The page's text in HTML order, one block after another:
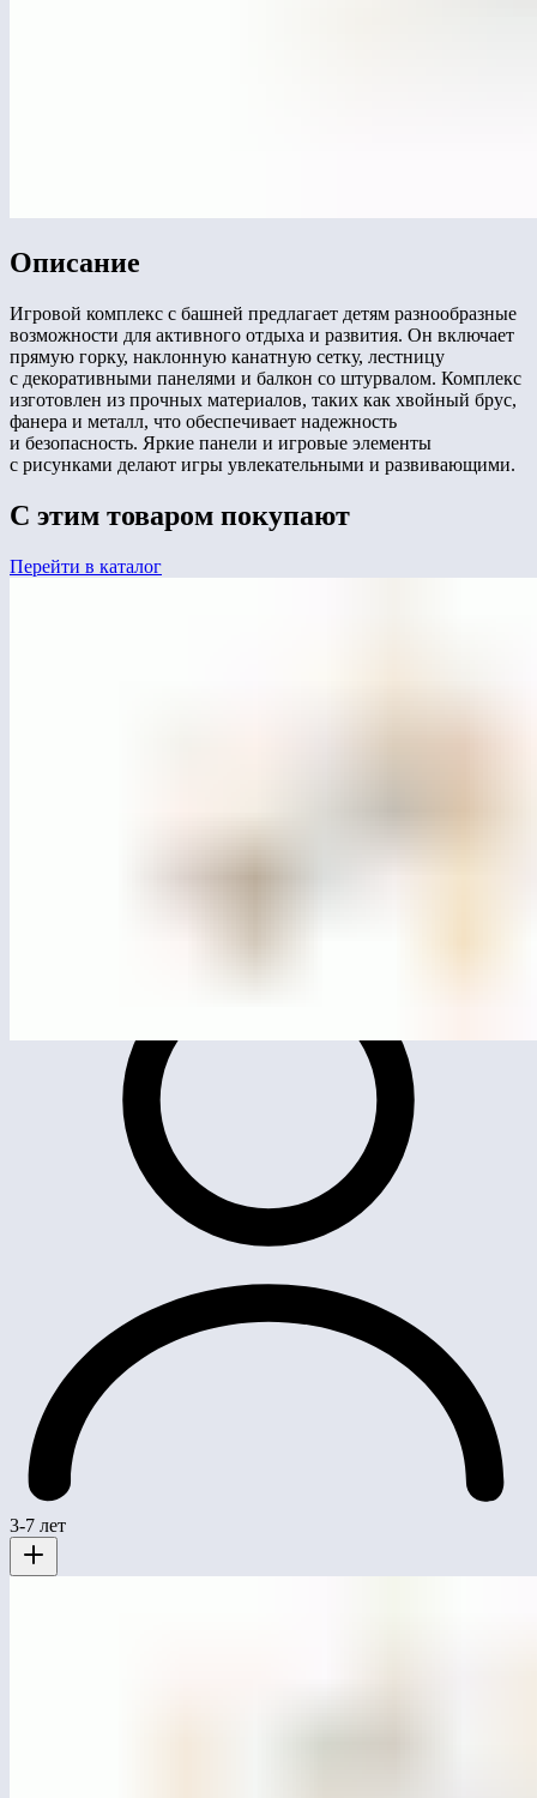
Описание
Игровой комплекс с башней предлагает детям разнообразные
возможности для активного отдыха и развития. Он включает
прямую горку, наклонную канатную сетку, лестницу
с декоративными панелями и балкон со штурвалом. Комплекс
изготовлен из прочных материалов, таких как хвойный брус,
фанера и металл, что обеспечивает надежность
и безопасность. Яркие панели и игровые элементы
с рисунками делают игры увлекательными и развивающими.
С этим товаром покупают
Перейти в каталог
3-7 лет